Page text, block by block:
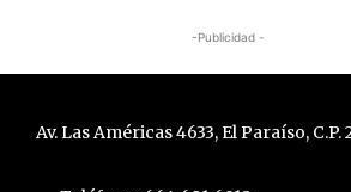
-Publicidad -
Av. Las Américas 4633, El Paraíso, C.P.